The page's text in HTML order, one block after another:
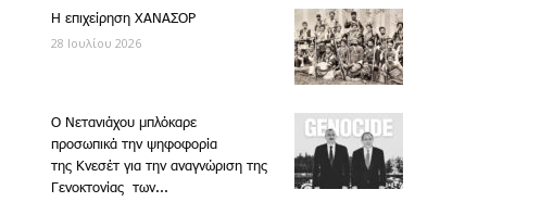
Η επιχείρηση ΧΑΝΑΣΟΡ
28 Ιουλίου 2026
Ο Νετανιάχου μπλόκαρε
προσωπικά την ψηφοφορία
της Κνεσέτ για την αναγνώριση της
Γενοκτονίας των...